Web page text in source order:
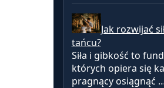
Jak rozwijać
tańcu?
Siła i gibkość to
których opiera się
pragnący osiągnąć